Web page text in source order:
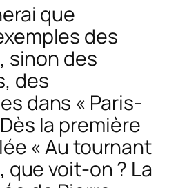
que
des
sinon des
des
dans « Paris-
la première
« Au tournant
que voit-on ? La